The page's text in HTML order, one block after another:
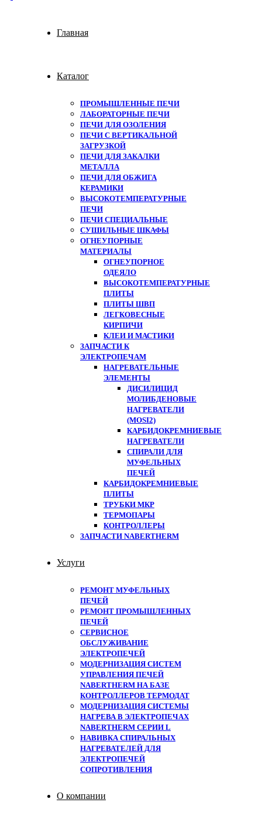
Главная
Каталог
ПРОМЫШЛЕННЫЕ ПЕЧИ
ЛАБОРАТОРНЫЕ ПЕЧИ
ПЕЧИ ДЛЯ ОЗОЛЕНИЯ
ПЕЧИ С ВЕРТИКАЛЬНОЙ
ЗАГРУЗКОЙ
ПЕЧИ ДЛЯ ЗАКАЛКИ
МЕТАЛЛА
ПЕЧИ ДЛЯ ОБЖИГА
КЕРАМИКИ
ВЫСОКОТЕМПЕРАТУРНЫЕ
ПЕЧИ
ПЕЧИ СПЕЦИАЛЬНЫЕ
СУШИЛЬНЫЕ ШКАФЫ
ОГНЕУПОРНЫЕ
МАТЕРИАЛЫ
ОГНЕУПОРНОЕ
ОДЕЯЛО
ВЫСОКОТЕМПЕРАТУРНЫЕ
ПЛИТЫ
ПЛИТЫ ШВП
ЛЕГКОВЕСНЫЕ
КИРПИЧИ
КЛЕИ И МАСТИКИ
ЗАПЧАСТИ К
ЭЛЕКТРОПЕЧАМ
НАГРЕВАТЕЛЬНЫЕ
ЭЛЕМЕНТЫ
ДИСИЛИЦИД
МОЛИБДЕНОВЫЕ
НАГРЕВАТЕЛИ
(MOSI2)
КАРБИДОКРЕМНИЕВЫЕ
НАГРЕВАТЕЛИ
СПИРАЛИ ДЛЯ
МУФЕЛЬНЫХ
ПЕЧЕЙ
КАРБИДОКРЕМНИЕВЫЕ
ПЛИТЫ
ТРУБКИ МКР
ТЕРМОПАРЫ
КОНТРОЛЛЕРЫ
ЗАПЧАСТИ NABERTHERM
Услуги
РЕМОНТ МУФЕЛЬНЫХ
ПЕЧЕЙ
РЕМОНТ ПРОМЫШЛЕННЫХ
ПЕЧЕЙ
СЕРВИСНОЕ
ОБСЛУЖИВАНИЕ
ЭЛЕКТРОПЕЧЕЙ
МОДЕРНИЗАЦИЯ СИСТЕМ
УПРАВЛЕНИЯ ПЕЧЕЙ
NABERTHERM НА БАЗЕ
КОНТРОЛЛЕРОВ ТЕРМОДАТ
МОДЕРНИЗАЦИЯ СИСТЕМЫ
НАГРЕВА В ЭЛЕКТРОПЕЧАХ
NABERTHERM СЕРИИ L
НАВИВКА СПИРАЛЬНЫХ
НАГРЕВАТЕЛЕЙ ДЛЯ
ЭЛЕКТРОПЕЧЕЙ
СОПРОТИВЛЕНИЯ
О компании